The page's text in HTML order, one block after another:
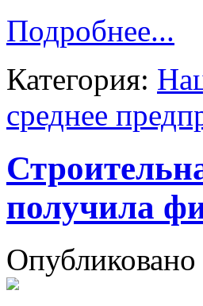
Подробнее...
Категория:
среднее
получила